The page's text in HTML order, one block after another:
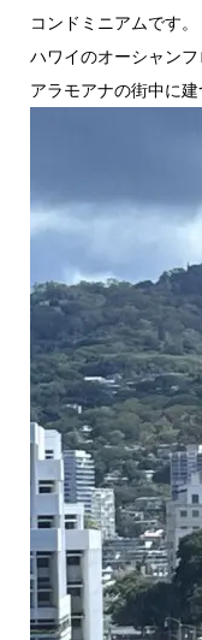
コンドミニアムです。
ハワイのオーシャン
アラモアナの街中に